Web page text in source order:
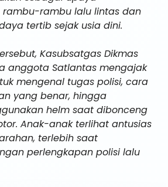
rambu-rambu lalu lintas dan
tertib sejak usia dini.
Kasubsatgas Dikmas
anggota Satlantas mengajak
mengenal tugas polisi, cara
yang benar, hingga
helm saat dibonceng
Anak-anak terlihat antusias
terlebih saat
perlengkapan polisi lalu